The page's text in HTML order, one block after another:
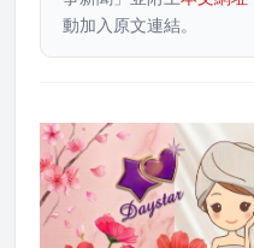
動加入原文連結。